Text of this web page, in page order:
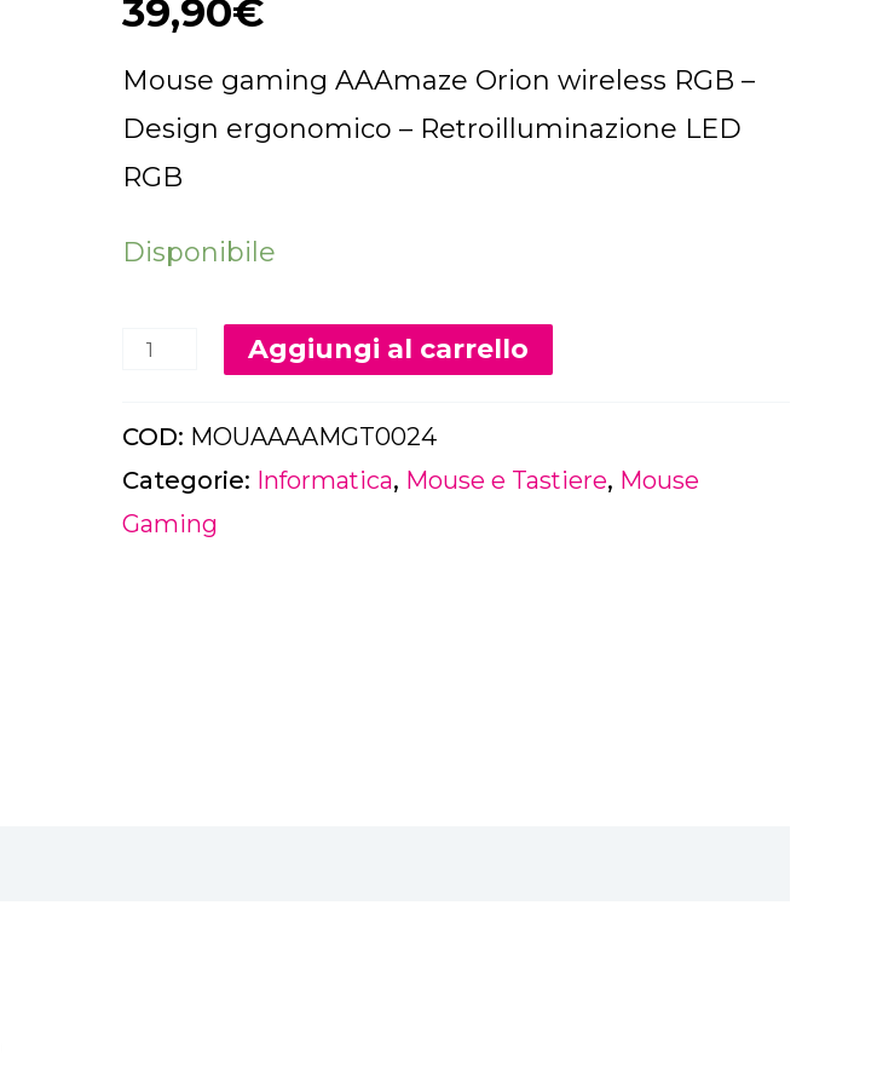
39,90€
Mouse gaming AAAmaze Orion wireless RGB –
Design ergonomico – Retroilluminazione LED
RGB
Disponibile
wireless
Aggiungi al carrello
COD: MOUAAAAMGT0024
Categorie: Informatica, Mouse e Tastiere, Mouse
Gaming